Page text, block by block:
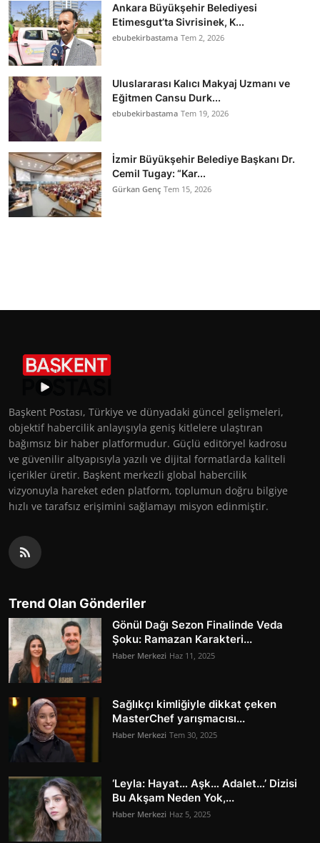
Ankara Büyükşehir Belediyesi
Etimesgut’ta Sivrisinek, K...
ebubekirbastama Tem 2, 2026
Uluslararası Kalıcı Makyaj Uzmanı ve
Eğitmen Cansu Durk...
ebubekirbastama Tem 19, 2026
İzmir Büyükşehir Belediye Başkanı Dr.
Cemil Tugay: “Kar...
Gürkan Genç Tem 15, 2026
Başkent Postası, Türkiye ve dünyadaki güncel gelişmeleri,
objektif habercilik anlayışıyla geniş kitlelere ulaştıran
bağımsız bir haber platformudur. Güçlü editöryel kadrosu
ve güvenilir altyapısıyla yazılı ve dijital formatlarda kaliteli
içerikler üretir. Başkent merkezli global habercilik
vizyonuyla hareket eden platform, toplumun doğru bilgiye
hızlı ve tarafsız erişimini sağlamayı misyon edinmiştir.
Trend Olan Gönderiler
Gönül Dağı Sezon Finalinde Veda
Şoku: Ramazan Karakteri...
Haber Merkezi Haz 11, 2025
Sağlıkçı kimliğiyle dikkat çeken
MasterChef yarışmacısı...
Haber Merkezi Tem 30, 2025
‘Leyla: Hayat… Aşk… Adalet…’ Dizisi
Bu Akşam Neden Yok,...
Haber Merkezi Haz 5, 2025